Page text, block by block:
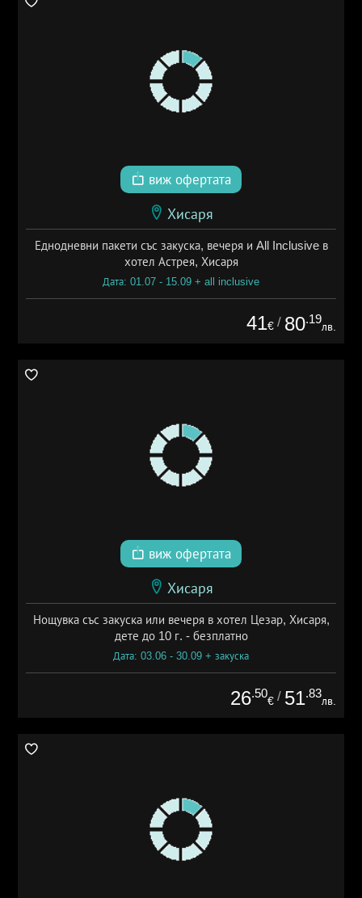
виж офертата
Хисаря
Еднодневни пакети със закуска, вечеря и All Inclusive в
хотел Астрея, Хисаря
Дата: 01.07 - 15.09 + all inclusive
41€ / 80.19
лв.
виж офертата
Хисаря
Нощувка със закуска или вечеря в хотел Цезар, Хисаря,
дете до 10 г. - безплатно
Дата: 03.06 - 30.09 + закуска
26.50
€ / 51.83
лв.